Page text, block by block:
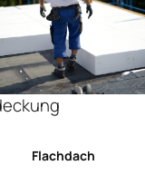
Flachdach